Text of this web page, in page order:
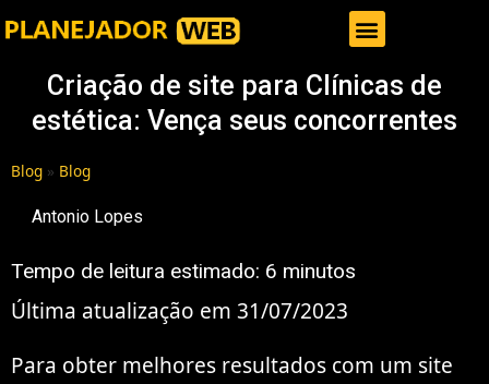
Criação de site para Clínicas de
estética: Vença seus concorrentes
Blog » Blog
Antonio Lopes
Tempo de leitura estimado: 6 minutos
Última atualização em 31/07/2023
Para obter melhores resultados com um site